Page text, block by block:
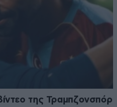
της Τραμπζονσπόρ